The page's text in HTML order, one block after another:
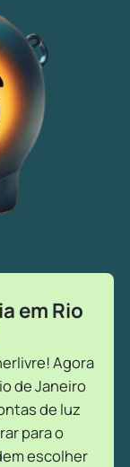
em Rio
Agora
de Janeiro
de luz
para o
escolher